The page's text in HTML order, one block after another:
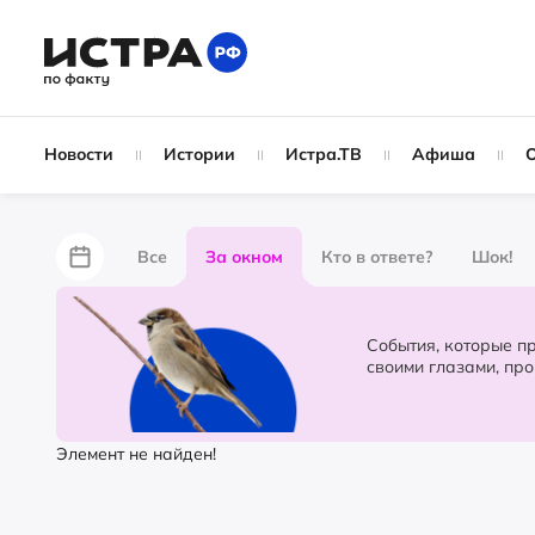
Новости Истории Истра.ТВ Афиша
Все За окном Кто в ответе? Шок!
За забором
Партнёрский материал Народные новости
События, которые происходят
своими глазами,
Элемент не найден!